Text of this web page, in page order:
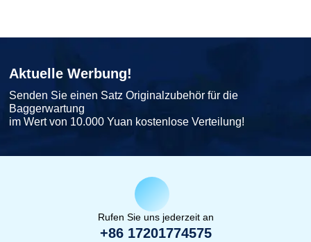
Aktuelle Werbung!
Senden Sie einen Satz Originalzubehör für die
Baggerwartung
im Wert von 10.000 Yuan kostenlose Verteilung!
Rufen Sie uns jederzeit an
+86 17201774575